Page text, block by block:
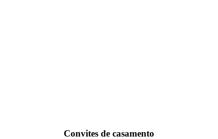
Convites de casamento